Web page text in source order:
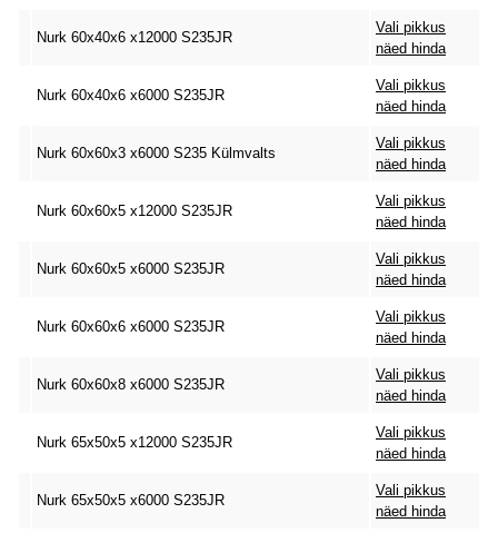
Nurk 60x40x6 x12000 S235JR
Vali pikkus
näed hinda
Nurk 60x40x6 x6000 S235JR
Vali pikkus
näed hinda
Nurk 60x60x3 x6000 S235 Külmvalts
Vali pikkus
näed hinda
Nurk 60x60x5 x12000 S235JR
Vali pikkus
näed hinda
Nurk 60x60x5 x6000 S235JR
Vali pikkus
näed hinda
Nurk 60x60x6 x6000 S235JR
Vali pikkus
näed hinda
Nurk 60x60x8 x6000 S235JR
Vali pikkus
näed hinda
Nurk 65x50x5 x12000 S235JR
Vali pikkus
näed hinda
Nurk 65x50x5 x6000 S235JR
Vali pikkus
näed hinda